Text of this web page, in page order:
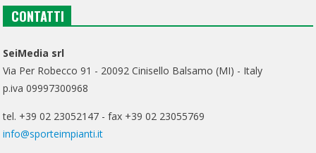
CONTATTI
SeiMedia srl
Via Per Robecco 91 - 20092 Cinisello Balsamo (MI) - Italy
p.iva 09997300968
tel. +39 02 23052147 - fax +39 02 23055769
info@sporteimpianti.it